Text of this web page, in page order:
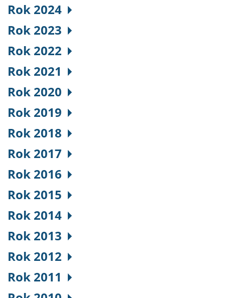
Rok 2024
Rok 2023
Rok 2022
Rok 2021
Rok 2020
Rok 2019
Rok 2018
Rok 2017
Rok 2016
Rok 2015
Rok 2014
Rok 2013
Rok 2012
Rok 2011